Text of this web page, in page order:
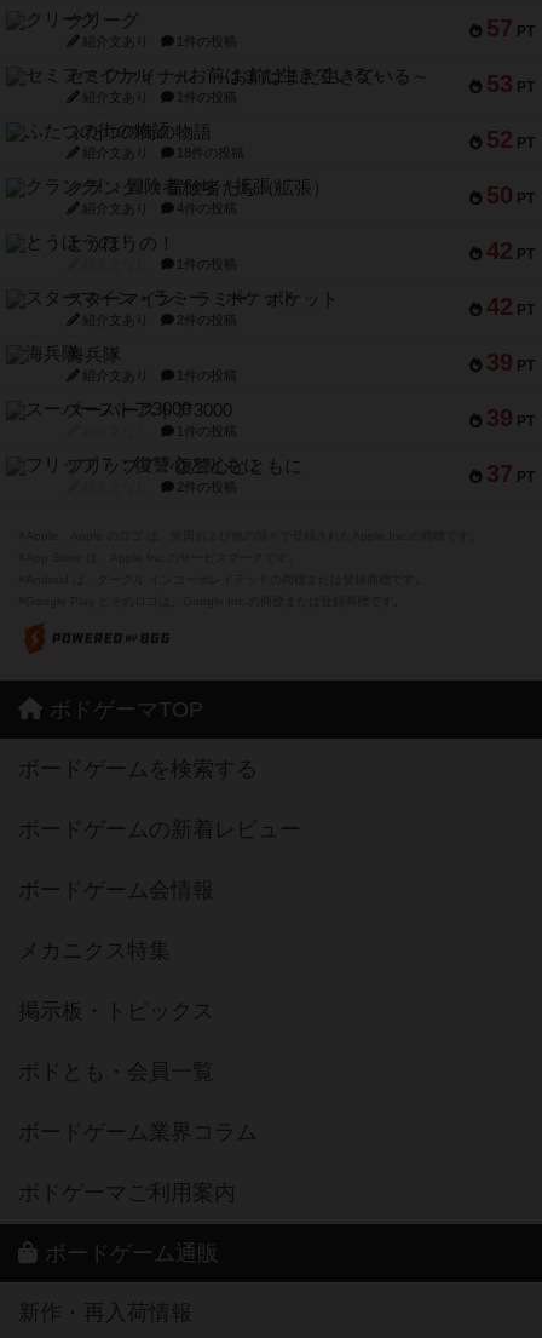
57 PT
クリーグ
紹介文あり 1件の投稿
53 PT
セミファイナル ～お前はまだ生きている～
紹介文あり 1件の投稿
52 PT
ふたつの街の物語
紹介文あり 18件の投稿
50 PT
クランク! ：冒険者たち（拡張）
紹介文あり 4件の投稿
42 PT
とうほうの！
1件の投稿
42 PT
スターマイン・ラミー ポケット
紹介文あり 2件の投稿
39 PT
海兵隊
紹介文あり 1件の投稿
39 PT
スーパーストア3000
1件の投稿
37 PT
フリップ７：復讐心とともに
2件の投稿
ボドゲーマTOP
ボードゲームを検索する
ボードゲームの新着レビュー
ボードゲーム会情報
メカニクス特集
掲示板・トピックス
ボドとも・会員一覧
ボードゲーム業界コラム
ボドゲーマご利用案内
ボードゲーム通販
新作・再入荷情報